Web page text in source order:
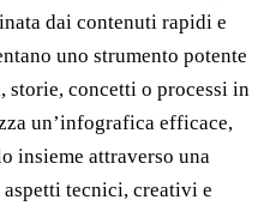
dai contenuti rapidi e
uno strumento potente
storie, concetti o processi in
un’infografica efficace,
insieme attraverso una
tecnici, creativi e